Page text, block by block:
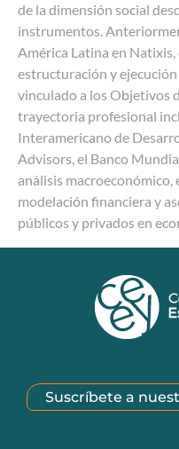
de la dimensión social
instrumentos.
América Latina en
estructuración y
vinculado a los Objetivos
trayectoria profesional
Interamericano de
Advisors, el Banco
análisis
modelación financiera y
públicos y privados en
Suscríbete a